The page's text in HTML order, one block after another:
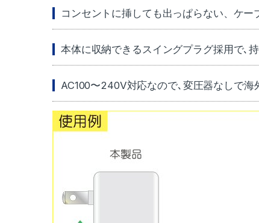
コンセントに挿しても出っぱらない、ケー
本体に収納できるスイングプラグ採用で､
AC100〜240V対応なので､変圧器なしで海